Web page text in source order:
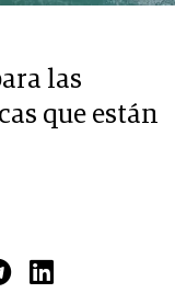
las
que están